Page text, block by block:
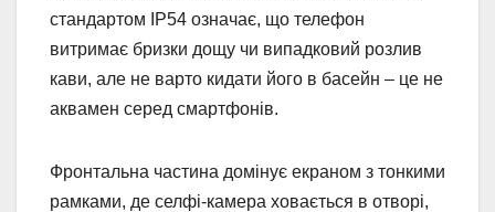
стандартом IP54 означає, що телефон
витримає бризки дощу чи випадковий розлив
кави, але не варто кидати його в басейн – це не
аквамен серед смартфонів.
Фронтальна частина домінує екраном з тонкими
рамками, де селфі-камера ховається в отворі,